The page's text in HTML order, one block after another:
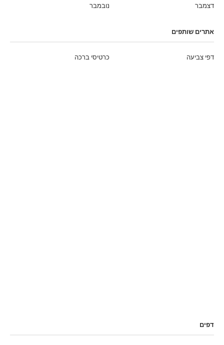
נובמבר
דצמבר
אתרים שותפים
כרטיסי ברכה דפי צביעה
דפים